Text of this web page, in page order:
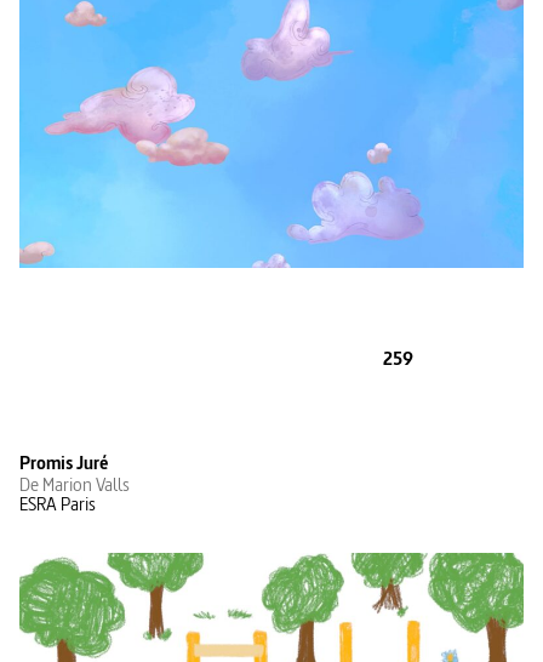
259
Promis Juré
De Marion Valls
ESRA Paris